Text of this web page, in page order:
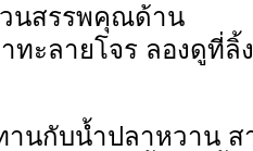
นสรรพคุณด้าน
ทะลายโจร ลองดูที่
านกับน้ำปลาหวาน ส